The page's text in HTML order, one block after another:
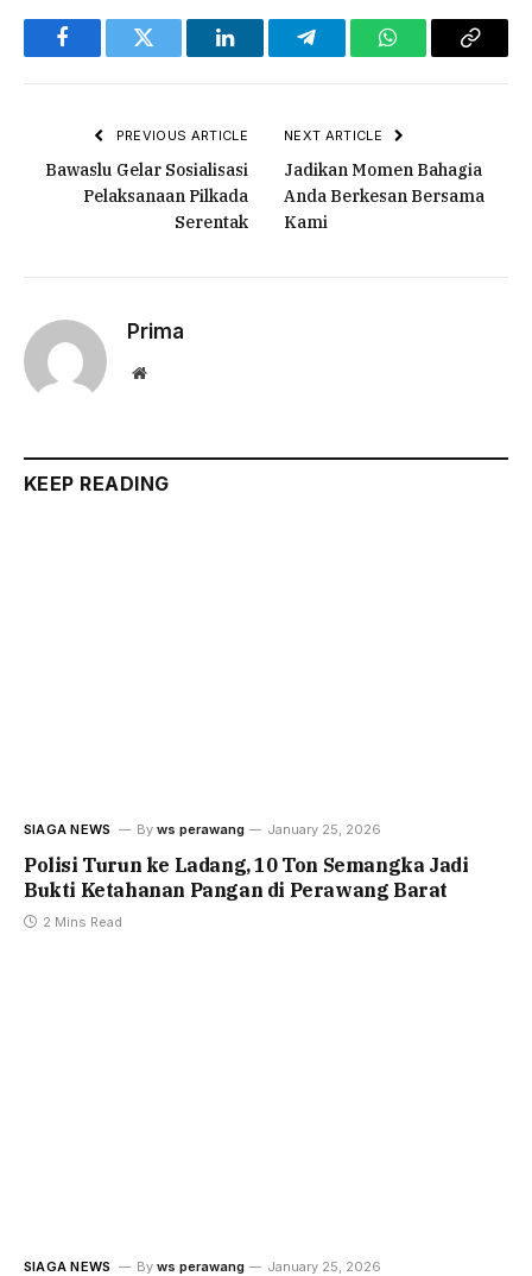
FacebookTwitter LinkedInTelegramWhatsAppCopy
PREVIOUS ARTICLE
Bawaslu Gelar Sosialisasi
Pelaksanaan Pilkada
Serentak
NEXT ARTICLE
Jadikan Momen Bahagia
Anda Berkesan Bersama
Kami
Prima
Website
KEEP READING
SIAGA NEWS By ws perawang January 25, 2026
Polisi Turun ke Ladang, 10 Ton Semangka Jadi
Bukti Ketahanan Pangan di Perawang Barat
2 Mins Read
SIAGA NEWS By ws perawang January 25, 2026